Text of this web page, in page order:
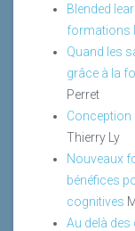
Blended
formations
Quand les
grâce à la
Perret
Conception
Thierry Ly
Nouveaux
bénéfices
cognitives
Au delà